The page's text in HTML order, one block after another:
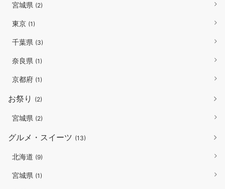
宮城県 (2)
東京 (1)
千葉県 (3)
奈良県 (1)
京都府 (1)
お祭り (2)
宮城県 (2)
グルメ・スイーツ (13)
北海道 (9)
宮城県 (1)